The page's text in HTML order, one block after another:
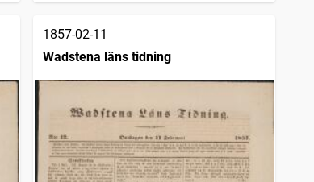
1857-02-11
Wadstena läns tidning